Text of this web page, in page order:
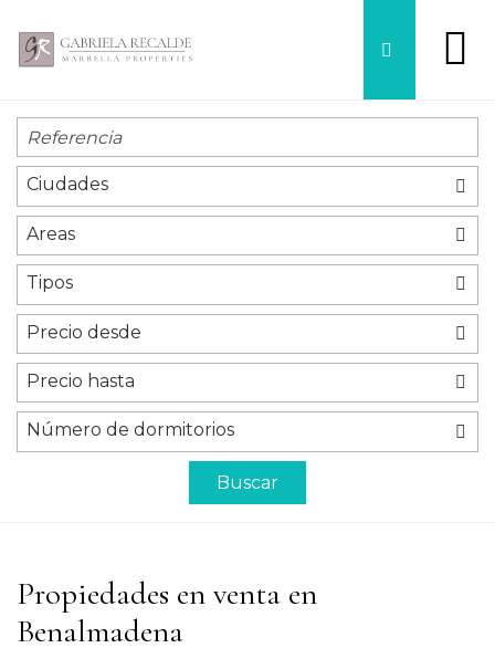
Ciudades
Areas
Tipos
Precio desde
Precio hasta
Número de dormitorios
Buscar
Propiedades en venta en
Benalmadena